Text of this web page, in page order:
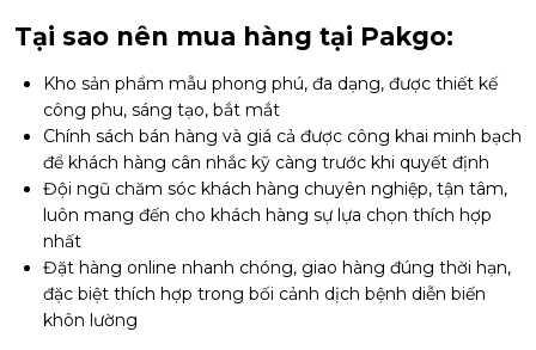
Tại sao nên mua hàng tại Pakgo:
Kho sản phẩm mẫu phong phú, đa dạng, được thiết kế
công phu, sáng tạo, bắt mắt
Chính sách bán hàng và giá cả được công khai minh bạch
để khách hàng cân nhắc kỹ càng trước khi quyết định
Đội ngũ chăm sóc khách hàng chuyên nghiệp, tận tâm,
luôn mang đến cho khách hàng sự lựa chọn thích hợp
nhất
Đặt hàng online nhanh chóng, giao hàng đúng thời hạn,
đặc biệt thích hợp trong bối cảnh dịch bệnh diễn biến
khôn lường